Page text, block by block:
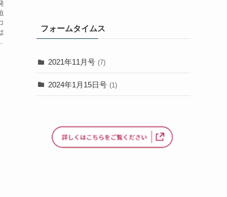
フォームタイムス
2021年11月号 (7)
2024年1月15日号 (1)